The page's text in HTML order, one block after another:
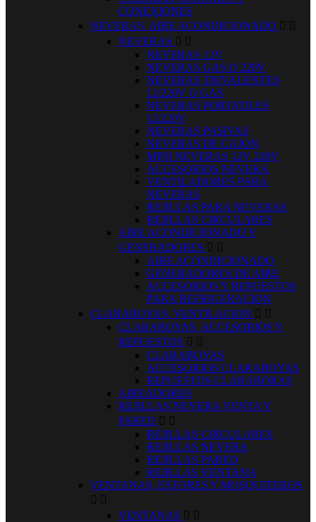
CONEXIONES
NEVERAS, AIRE ACONDICIONADO  
NEVERAS  
NEVERAS 12V
NEVERAS GAS O 220V
NEVERAS TRIVALENTES
12/220V O GAS
NEVERAS PORTATILES
12/220V
NEVERAS PASIVAS
NEVERAS DE CAJON
MINI NEVERAS 12V 220V
ACCESORIOS NEVERA
VENTILADORES PARA
NEVERAS
REJILLAS PARA NEVERAS
REJILLAS CIRCULARES
AIRE ACONDICIONADO Y
GENERADORES  
AIRE ACONDICIONADO
GENERADORES DE AIRE
ACCESORIOS Y REPUESTOS
PARA REFRIGERACION
CLARABOYAS, VENTILACION  
CLARABOYAS, ACCESORIOS Y
REPUESTOS  
CLARABOYAS
ACCESORIOS CLARABOYAS
REPUESTOS CLARABORAS
AIREADORES
REJILLAS´NEVERA VENTA Y
PARED  
REJILLAS CIRCULARES
REJILLAS NEVERA
REJILLAS PARED
REJILLAS VENTANA
VENTANAS, ESTORES Y MOSQUITEROS
 
VENTANAS  